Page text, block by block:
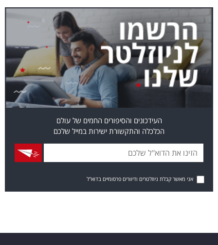
העידכונים והסיפורים החמים של עולם
הכלכלה והתקשורת ישירות במייל שלכם
אני מאשר קבלת ניוזלטרים ודיוורים פרסומיים בדוא"ל